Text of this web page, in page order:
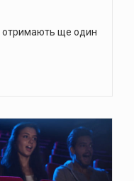
отримають ще один